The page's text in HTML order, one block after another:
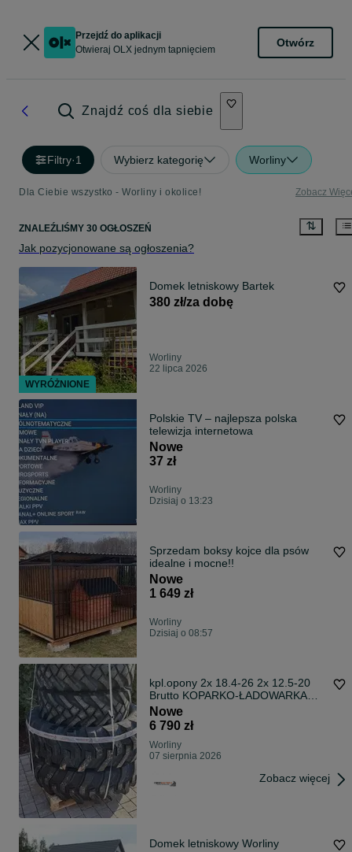
Przejdź do aplikacji
Otwieraj OLX jednym tapnięciem
Otwórz
Znajdź coś dla siebie
Filtry·1 Wybierz kategorię Worliny
Dla Ciebie wszystko - Worliny i okolice! Zobacz
ZNALEŹLIŚMY 30 OGŁOSZEŃ
Jak pozycjonowane są ogłoszenia?
Domek letniskowy Bartek
380 zł/za dobę
Worliny
22 lipca 2026
Polskie TV – najlepsza polska
telewizja internetowa
Nowe
37 zł
Worliny
Dzisiaj o 13:23
Sprzedam boksy kojce dla psów
idealne i mocne!!
Nowe
1 649 zł
Worliny
Dzisiaj o 08:57
kpl.opony 2x 18.4-26 2x 12.5-20
Brutto KOPARKO-ŁADOWARKA
14PR
Nowe
6 790 zł
Worliny
07 sierpnia 2026
Zobacz więcej
Domek letniskowy Worliny
WYRÓŻNIONE